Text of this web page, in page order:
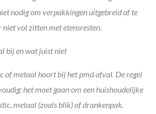
nodig om verpakkingen uitgebreid af te
niet vol zitten met etensresten.
bij en wat juist niet
of metaal hoort bij het pmd afval. De regel
het moet gaan om een huishoudelijke
metaal (zoals blik) of drankenpak.